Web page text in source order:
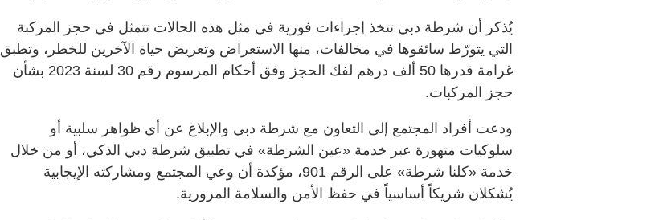
يُذكر أن شرطة دبي تتخذ إجراءات فورية في مثل هذه الحالات تتمثل في حجز المركبة
التي يتورّط سائقوها في مخالفات، منها الاستعراض وتعريض حياة الآخرين للخطر، وتطبق
غرامة قدرها 50 ألف درهم لفك الحجز وفق أحكام المرسوم رقم 30 لسنة 2023 بشأن
حجز المركبات.
ودعت أفراد المجتمع إلى التعاون مع شرطة دبي والإبلاغ عن أي ظواهر سلبية أو
سلوكيات متهورة عبر خدمة «عين الشرطة» في تطبيق شرطة دبي الذكي، أو من خلال
خدمة «كلنا شرطة» على الرقم 901، مؤكدة أن وعي المجتمع ومشاركته الإيجابية
يُشكلان شريكاً أساسياً في حفظ الأمن والسلامة المرورية.